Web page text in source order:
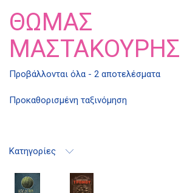
ΘΩΜΆΣ
ΜΑΣΤΑΚΟΎΡΗΣ
Προβάλλονται όλα - 2 αποτελέσματα
Προκαθορισμένη ταξινόμηση
Κατηγορίες
Διδότου 34, Αθήνα 106 80
kombrai.bs@gmail.com